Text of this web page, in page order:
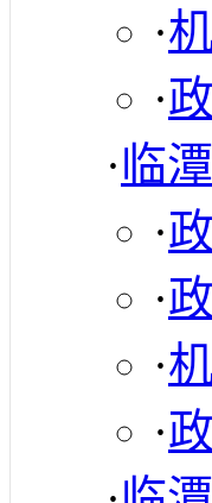
·
·
·临
·
·
·
·